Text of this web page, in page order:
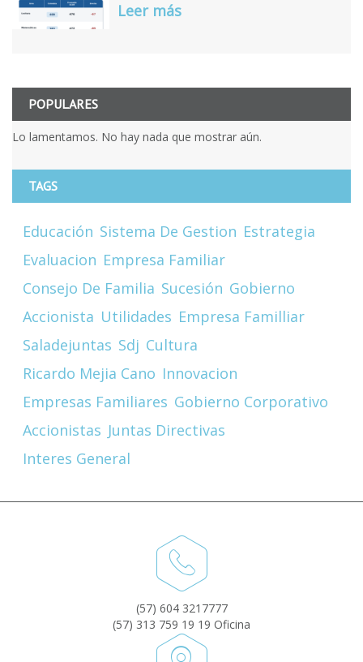
Leer más
POPULARES
Lo lamentamos. No hay nada que mostrar aún.
TAGS
Educación Sistema De Gestion Estrategia
Evaluacion Empresa Familiar
Consejo De Familia Sucesión Gobierno
Accionista Utilidades Empresa Familliar
Saladejuntas Sdj Cultura
Ricardo Mejia Cano Innovacion
Empresas Familiares Gobierno Corporativo
Accionistas Juntas Directivas
Interes General
(57) 604 3217777
(57) 313 759 19 19 Oficina